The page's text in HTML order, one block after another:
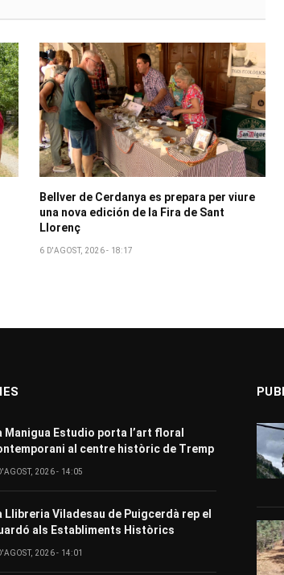
Bellver de Cerdanya es prepara per viure
una nova edición de la Fira de Sant
Llorenç
6 D'AGOST, 2026 - 18:17
Manigua Estudio porta l’art floral
al centre històric de Tremp
2026 - 14:05
Llibreria Viladesau de Puigcerdà rep el
als Establiments Històrics
2026 - 14:01